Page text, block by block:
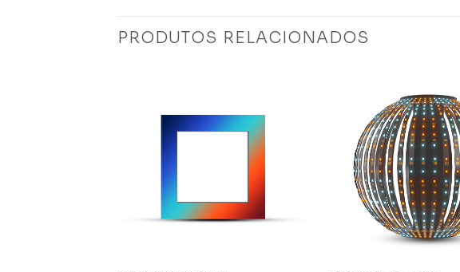
PRODUTOS RELACIONADOS